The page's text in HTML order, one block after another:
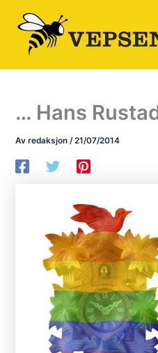
innholdet
… Hans
Av redaksjon/21/07/2014